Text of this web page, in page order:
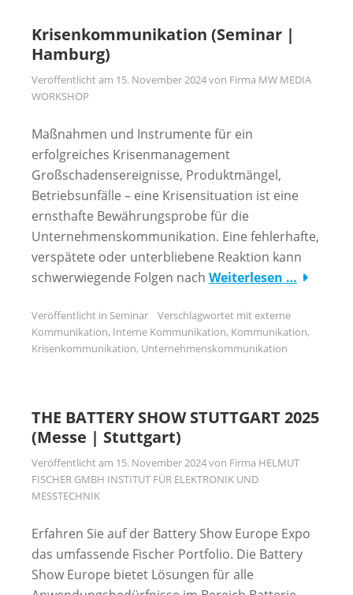
Krisenkommunikation (Seminar |
Hamburg)
Veröffentlicht am 15. November 2024von Firma MW MEDIA
WORKSHOP
Maßnahmen und Instrumente für ein
erfolgreiches Krisenmanagement
Großschadensereignisse, Produktmängel,
Betriebsunfälle – eine Krisensituation ist eine
ernsthafte Bewährungsprobe für die
Unternehmenskommunikation. Eine fehlerhafte,
verspätete oder unterbliebene Reaktion kann
schwerwiegende Folgen nach Weiterlesen …
Veröffentlicht in Seminar Verschlagwortet mit externe
Kommunikation, Interne Kommunikation, Kommunikation,
Krisenkommunikation, Unternehmenskommunikation
THE BATTERY SHOW STUTTGART 2025
(Messe | Stuttgart)
Veröffentlicht am 15. November 2024von Firma HELMUT
FISCHER GMBH INSTITUT FÜR ELEKTRONIK UND
MESSTECHNIK
Erfahren Sie auf der Battery Show Europe Expo
das umfassende Fischer Portfolio. Die Battery
Show Europe bietet Lösungen für alle